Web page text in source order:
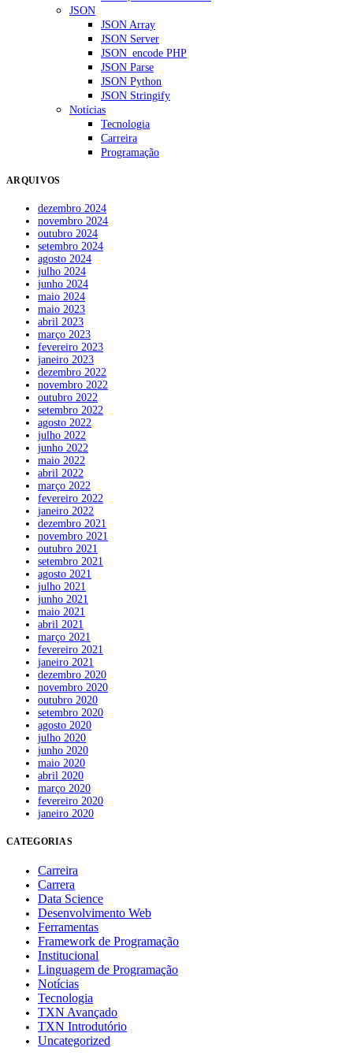
JSON
JSON Array
JSON Server
JSON_encode PHP
JSON Parse
JSON Python
JSON Stringify
Notícias
Tecnologia
Carreira
Programação
ARQUIVOS
dezembro 2024
novembro 2024
outubro 2024
setembro 2024
agosto 2024
julho 2024
junho 2024
maio 2024
maio 2023
abril 2023
março 2023
fevereiro 2023
janeiro 2023
dezembro 2022
novembro 2022
outubro 2022
setembro 2022
agosto 2022
julho 2022
junho 2022
maio 2022
abril 2022
março 2022
fevereiro 2022
janeiro 2022
dezembro 2021
novembro 2021
outubro 2021
setembro 2021
agosto 2021
julho 2021
junho 2021
maio 2021
abril 2021
março 2021
fevereiro 2021
janeiro 2021
dezembro 2020
novembro 2020
outubro 2020
setembro 2020
agosto 2020
julho 2020
junho 2020
maio 2020
abril 2020
março 2020
fevereiro 2020
janeiro 2020
CATEGORIAS
Carreira
Carrera
Data Science
Desenvolvimento Web
Ferramentas
Framework de Programação
Institucional
Linguagem de Programação
Notícias
Tecnologia
TXN Avançado
TXN Introdutório
Uncategorized